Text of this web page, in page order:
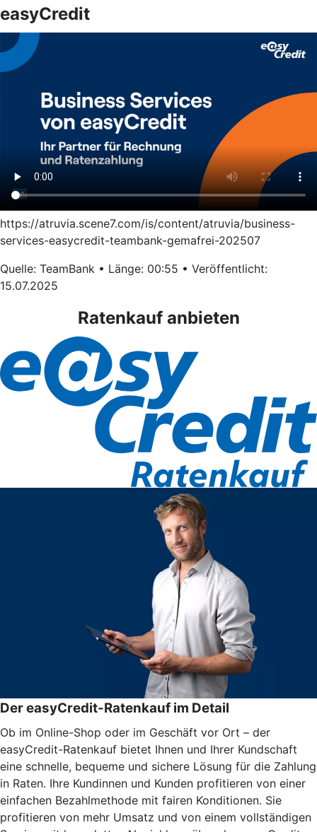
easyCredit
https://atruvia.scene7.com/is/content/atruvia/business-
services-easycredit-teambank-gemafrei-202507
Quelle: TeamBank • Länge: 00:55 • Veröffentlicht:
15.07.2025
Ratenkauf anbieten
Der easyCredit-Ratenkauf im Detail
Ob im Online-Shop oder im Geschäft vor Ort – der
easyCredit-Ratenkauf bietet Ihnen und Ihrer Kundschaft
eine schnelle, bequeme und sichere Lösung für die Zahlung
in Raten. Ihre Kundinnen und Kunden profitieren von einer
einfachen Bezahlmethode mit fairen Konditionen. Sie
profitieren von mehr Umsatz und von einem vollständigen